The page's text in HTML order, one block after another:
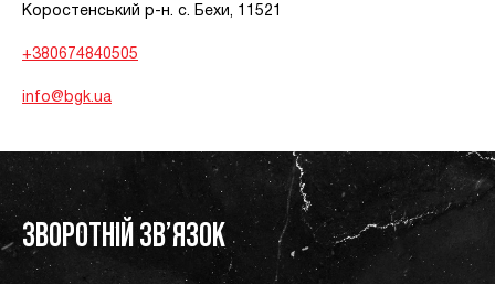
Коростенський р-н. с. Бехи, 11521
+380674840505
info@bgk.ua
ЗВОРОТНIЙЗВ’ЯЗОК